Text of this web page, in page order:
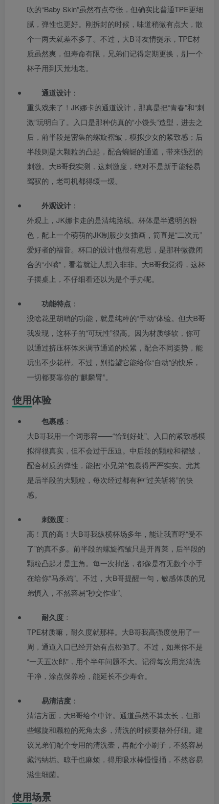
吹的“Baby Skin”虽然有点夸张，但确实比普通TPE更细
腻，弹性也更好。刚拆封的时候，味道稍微有点大，散
个一两天就差不多了。不过，大B哥友情提示，TPE材
质虽然爽，但寿命有限，兄弟们记得定期更换，别一个
杯子用到天荒地老。
通道设计 ：
重头戏来了！JK娜卡的通道设计，那真是把“青春”和“刺
激”玩明白了。入口是那种仿真的“小馒头”造型，进去之
后，前半段是密集的螺旋褶皱，模拟少女的紧致感；后
半段则是大颗粒的凸起，配合蜿蜒的通道，带来强烈的
刺激。大B哥我实测，这刺激度，绝对不是新手能轻易
驾驭的，老司机都得缓一缓。
外观设计 ：
外观上，JK娜卡走的是清纯路线。杯体是半透明的粉
色，配上一个萌萌的JK制服少女插画，简直是“二次元”
爱好者的福音。杯口的设计也很有意思，是那种微微闭
合的“小嘴”，看着就让人想入非非。大B哥我觉得，这杯
子摆桌上，不仔细看还以为是个手办呢。
功能特点 ：
没啥花里胡哨的功能，就是纯粹的“手动”体验。但大B哥
我发现，这杯子的“可玩性”很高。因为材质够软，你可
以通过挤压杯体来调节通道的松紧，配合不同姿势，能
玩出不少花样。不过，别指望它能给你“自动”的快乐，
一切都要靠你的“麒麟臂”。
使用体验
包裹感 ：
大B哥我用一个词形容——“恰到好处”。入口的紧致感模
拟得很真实，但不会过于压迫。中后段的颗粒和褶皱，
配合材质的弹性，能把“小兄弟”包裹得严严实实。尤其
是后半段的大颗粒，每次经过都有种“过关斩将”的快
感。
刺激度 ：
高！真的高！大B哥我纵横杯场多年，能让我直呼“受不
了”的真不多。前半段的螺旋褶皱只是开胃菜，后半段的
颗粒凸起才是主角。每一次抽送，都像是有无数个小手
在给你“马杀鸡”。不过，大B哥提醒一句，敏感体质的兄
弟慎入，不然容易“秒交作业”。
耐久度 ：
TPE材质嘛，耐久度就那样。大B哥我高强度使用了一
周，通道入口已经开始有点松弛了。不过，如果你不是
“一天五次郎”，用个半年问题不大。记得每次用完清洗
干净，涂点保养粉，能延长不少寿命。
易清洁度 ：
清洁方面，大B哥给个中评。通道虽然不算太长，但那
些螺旋和颗粒的死角太多，清洗的时候要格外仔细。建
议兄弟们配个专用的清洗壶，再配个小刷子，不然容易
藏污纳垢。晾干也麻烦，得用吸水棒慢慢捅，不然容易
滋生细菌。
使用场景